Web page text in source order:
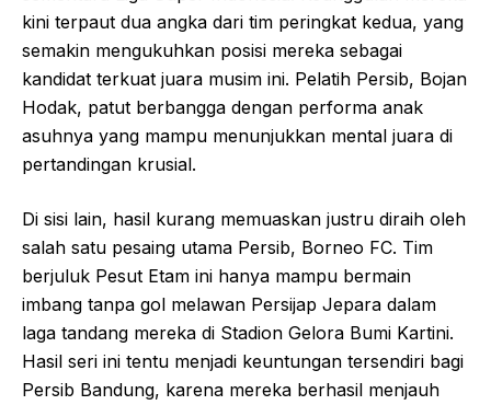
kini terpaut dua angka dari tim peringkat kedua, yang
semakin mengukuhkan posisi mereka sebagai
kandidat terkuat juara musim ini. Pelatih Persib, Bojan
Hodak, patut berbangga dengan performa anak
asuhnya yang mampu menunjukkan mental juara di
pertandingan krusial.
Di sisi lain, hasil kurang memuaskan justru diraih oleh
salah satu pesaing utama Persib, Borneo FC. Tim
berjuluk Pesut Etam ini hanya mampu bermain
imbang tanpa gol melawan Persijap Jepara dalam
laga tandang mereka di Stadion Gelora Bumi Kartini.
Hasil seri ini tentu menjadi keuntungan tersendiri bagi
Persib Bandung, karena mereka berhasil menjauh